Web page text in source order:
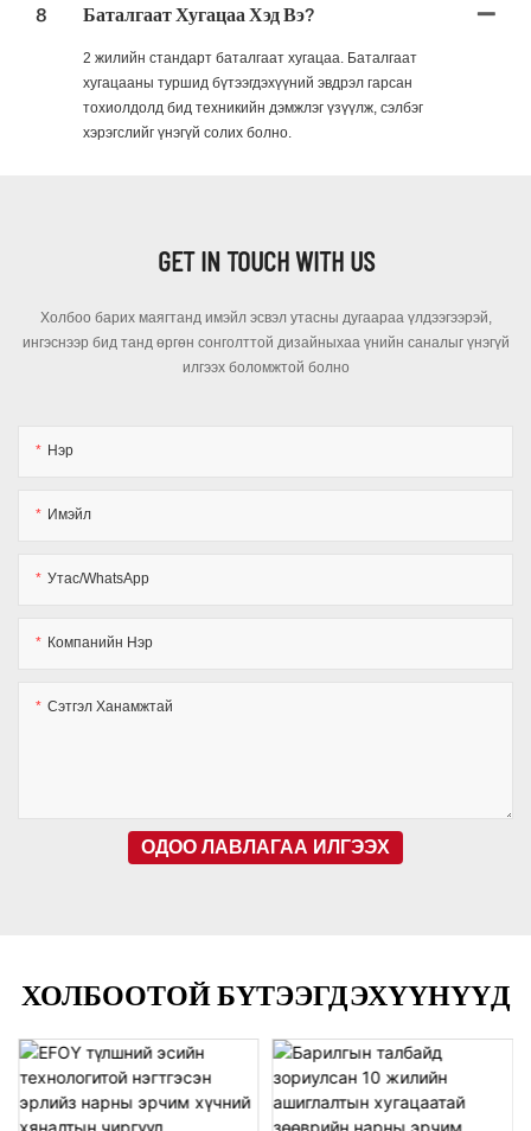
8 Баталгаат Хугацаа Хэд Вэ?
2 жилийн стандарт баталгаат хугацаа. Баталгаат
хугацааны туршид бүтээгдэхүүний эвдрэл гарсан
тохиолдолд бид техникийн дэмжлэг үзүүлж, сэлбэг
хэрэгслийг үнэгүй солих болно.
GET IN TOUCH WITH US
Холбоо барих маягтанд имэйл эсвэл утасны дугаараа үлдээгээрэй,
ингэснээр бид танд өргөн сонголттой дизайныхаа үнийн саналыг үнэгүй
илгээх боломжтой болно
Нэр
Имэйл
Утас/WhatsApp
Компанийн Нэр
Сэтгэл Ханамжтай
ОДОО ЛАВЛАГАА ИЛГЭЭХ
ХОЛБООТОЙ БҮТЭЭГДЭХҮҮНҮҮД